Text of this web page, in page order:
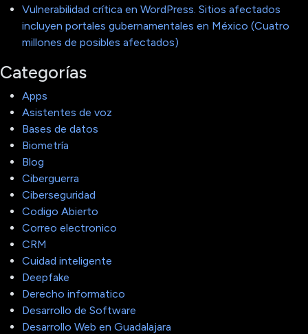
Vulnerabilidad crítica en WordPress. Sitios afectados
incluyen portales gubernamentales en México (Cuatro
millones de posibles afectados)
Categorías
Apps
Asistentes de voz
Bases de datos
Biometría
Blog
Ciberguerra
Ciberseguridad
Codigo Abierto
Correo electronico
CRM
Cuidad inteligente
Deepfake
Derecho informatico
Desarrollo de Software
Desarrollo Web en Guadalajara